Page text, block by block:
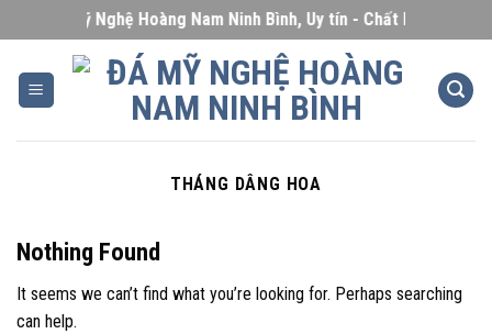
to
content
Đá Mỹ Nghệ Hoàng Nam Ninh Bình, Uy tín - Chất lượng - Giá
THÁNG DÂNG HOA
Nothing Found
It seems we can’t find what you’re looking for. Perhaps searching
can help.